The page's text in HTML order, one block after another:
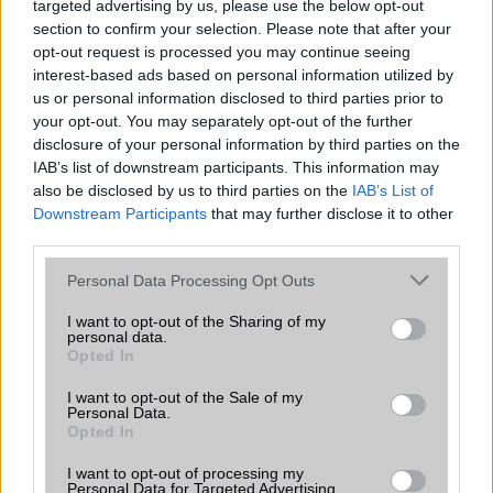
targeted advertising by us, please use the below opt-out
section to confirm your selection. Please note that after your
opt-out request is processed you may continue seeing
interest-based ads based on personal information utilized by
us or personal information disclosed to third parties prior to
your opt-out. You may separately opt-out of the further
disclosure of your personal information by third parties on the
IAB’s list of downstream participants. This information may
also be disclosed by us to third parties on the IAB’s List of
Downstream Participants that may further disclose it to other
Please note that this website/app uses one or more Google
not limited to your visit or usage behaviour. You may click to
grant or deny consent to Google and its third-party tags to
use your data for below specified purposes in below Google
consent section.
Personal Data Processing Opt Outs
I want to opt-out of the Sharing of my
personal data.
Opted In
I want to opt-out of the Sale of my
Personal Data.
Opted In
I want to opt-out of processing my
Personal Data for Targeted Advertising.
csúcsmobilokról
2026.06.29| Phone Arena
A szeptemberi eseményen az iPhone 18 Pro modellek
mellett a régóta pletykált hajlítható iPhone Ultra is
bemutatkozhat, miközben az áremelésekről szóló
találgatások továbbra is beárnyékolják a rajtot.
Az Android rejtett automatizmusai: hat
funkció, amely észrevétlenül könnyíti
meg a mindennapokat
2026.06.14| Android Police
Android már évek óta olyan intelligens funkciókat kínál,
Ez a rejtett Samsung funkció teljesen
megváltoztatja a mobilhasználatot –
sokan mégsem tudnak róla
2026.07.12
Az Edge Panel az egyik leghasznosabb funkció, amely
jelentősen felgyorsítja a mindennapi használatot,